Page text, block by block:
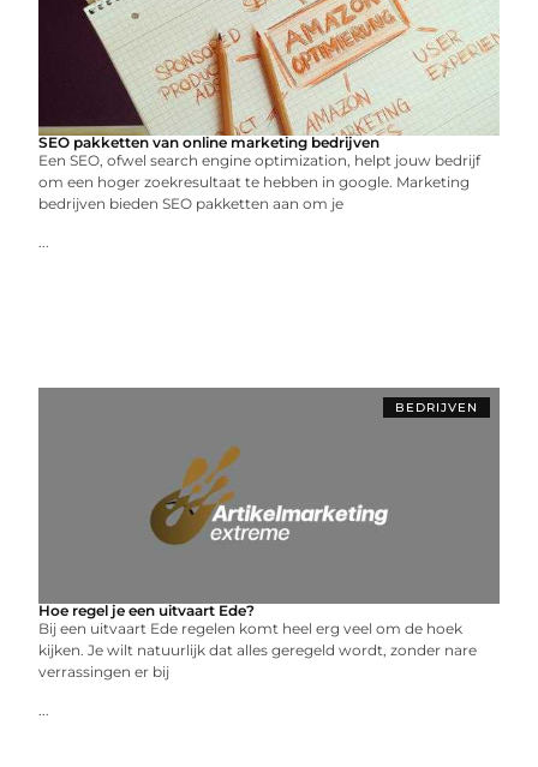
SEO pakketten van online marketing bedrijven
Een SEO, ofwel search engine optimization, helpt jouw bedrijf
om een hoger zoekresultaat te hebben in google. Marketing
bedrijven bieden SEO pakketten aan om je
...
BEDRIJVEN
Hoe regel je een uitvaart Ede?
Bij een uitvaart Ede regelen komt heel erg veel om de hoek
kijken. Je wilt natuurlijk dat alles geregeld wordt, zonder nare
verrassingen er bij
...